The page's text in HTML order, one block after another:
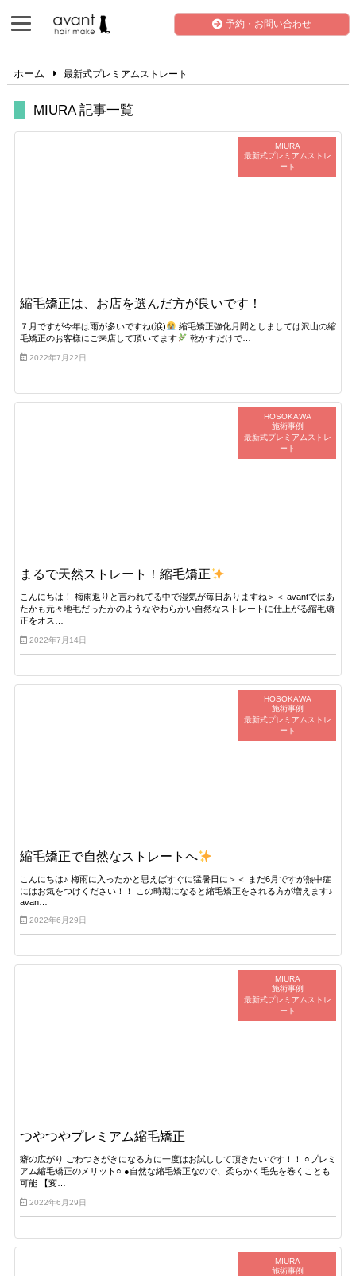
予約・お問い合わせ
ホーム 最新式プレミアムストレート
MIURA 記事一覧
MIURA
最新式プレミアムストレ
ート
縮毛矯正は、お店を選んだ方が良いです！
７月ですが今年は雨が多いですね(涙)
縮毛矯正強化月間としましては沢山の縮
毛矯正のお客様にご来店して頂いてます
乾かすだけで…
2022年7月22日
HOSOKAWA
施術事例
最新式プレミアムストレ
ート
まるで天然ストレート！縮毛矯正
こんにちは！ 梅雨返りと言われてる中で湿気が毎日ありますね＞＜ avantではあ
たかも元々地毛だったかのようなやわらかい自然なストレートに仕上がる縮毛矯
正をオス…
2022年7月14日
HOSOKAWA
施術事例
最新式プレミアムストレ
ート
縮毛矯正で自然なストレートへ
こんにちは♪ 梅雨に入ったかと思えばすぐに猛暑日に＞＜ まだ6月ですが熱中症
にはお気をつけください！！ この時期になると縮毛矯正をされる方が増えます♪
avan…
2022年6月29日
MIURA
施術事例
最新式プレミアムストレ
ート
つやつやプレミアム縮毛矯正
癖の広がり ごわつきがきになる方に一度はお試しして頂きたいです！！ ○プレミ
アム縮毛矯正のメリット○ ●自然な縮毛矯正なので、柔らかく毛先を巻くことも
可能 【変…
2022年6月29日
MIURA
施術事例